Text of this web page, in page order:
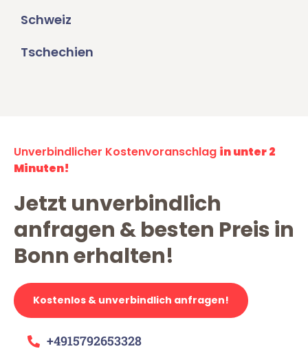
Schweiz
Tschechien
Unverbindlicher Kostenvoranschlag in unter 2
Minuten!
Jetzt unverbindlich
anfragen & besten Preis in
Bonn erhalten!
Kostenlos & unverbindlich anfragen!
+4915792653328